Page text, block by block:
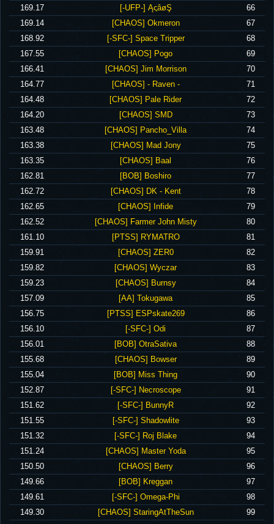
66
‪[-UFP-] ĄςâøŞ‬
‪169.17‬
67
‪[CHAOS] Okmeron‬
‪169.14‬
68
‪[-SFC-] Space Tripper‬
‪168.92‬
69
‪[CHAOS] Pogo‬
‪167.55‬
70
‪[CHAOS] Jim Morrison‬
‪166.41‬
71
‪[CHAOS] - Raven -‬
‪164.77‬
72
‪[CHAOS] Pale Rider‬
‪164.48‬
73
‪[CHAOS] SMD‬
‪164.20‬
74
‪[CHAOS] Pancho_Villa‬
‪163.48‬
75
‪[CHAOS] Mad Jony‬
‪163.38‬
76
‪[CHAOS] Baal‬
‪163.35‬
77
‪[BOB] Boshiro‬
‪162.81‬
78
‪[CHAOS] DK - Kent‬
‪162.72‬
79
‪[CHAOS] Infide‬
‪162.65‬
80
‪[CHAOS] Farmer John Misty‬
‪162.52‬
81
‪[PTSS] RYMATRO‬
‪161.10‬
82
‪[CHAOS] ZER0‬
‪159.91‬
83
‪[CHAOS] Wyczar‬
‪159.82‬
84
‪[CHAOS] Burnsy‬
‪159.23‬
85
‪[AA] Tokugawa‬
‪157.09‬
86
‪[PTSS] ESPskate269‬
‪156.75‬
87
‪[-SFC-] Odi‬
‪156.10‬
88
‪[BOB] OtraSativa‬
‪156.01‬
89
‪[CHAOS] Bowser‬
‪155.68‬
90
‪[BOB] Miss Thing‬
‪155.04‬
91
‪[-SFC-] Necroscope‬
‪152.87‬
92
‪[-SFC-] BunnyR‬
‪151.62‬
93
‪[-SFC-] Shadowlite‬
‪151.55‬
94
‪[-SFC-] Roj Blake‬
‪151.32‬
95
‪[CHAOS] Master Yoda‬
‪151.24‬
96
‪[CHAOS] Berry‬
‪150.50‬
97
‪[BOB] Kreggan‬
‪149.66‬
98
‪[-SFC-] Omega-Phi‬
‪149.61‬
99
‪[CHAOS] StaringAtTheSun‬
‪149.30‬